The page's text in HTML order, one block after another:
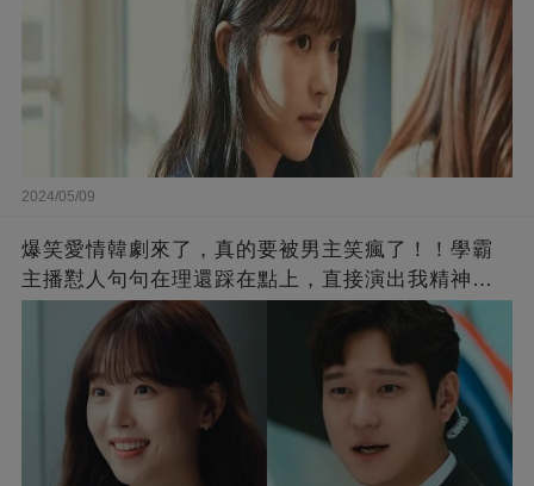
2024/05/09
爆笑愛情韓劇來了，真的要被男主笑瘋了！！學霸
主播懟人句句在理還踩在點上，直接演出我精神世
界的嘴替！